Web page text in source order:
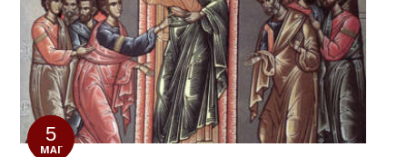
5
ΜΆΙ